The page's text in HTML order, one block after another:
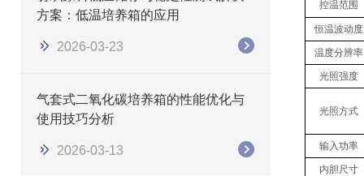
方案：低温培养箱的应用
2026-03-23
气套式二氧化碳培养箱的性能优化与
使用技巧分析
2026-03-13
控温范围
恒温波动度
温度分辨率
光照强度
光照方式
输入功率
内胆尺寸